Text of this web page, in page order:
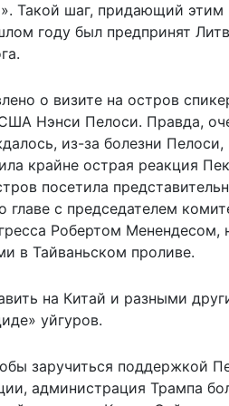
Такой шаг, придающий
году был предпринят
о визите на остров
Нэнси Пелоси. Правда,
из-за болезни
крайне острая реакция
посетила
главе с председателем
Робертом Менендесом,
в Тайваньском проливе.
на Китай и разными
уйгуров.
заручиться поддержкой
администрация Трампа